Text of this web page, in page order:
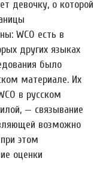
девочку, о которой
WCO есть в
других языках
было
материале. Их
в русском
— связывание
возможно
этом
оценки